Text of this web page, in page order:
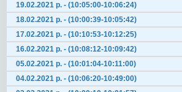
19.02.2021 р. - (10:05:00-10:06:24)
18.02.2021 р. - (10:00:39-10:05:42)
17.02.2021 р. - (10:10:53-10:12:25)
16.02.2021 р. - (10:08:12-10:09:42)
05.02.2021 р. - (10:01:04-10:11:00)
04.02.2021 р. - (10:06:20-10:49:00)